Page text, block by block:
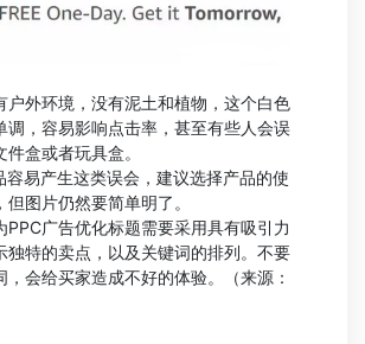
户外环境，没有泥土和植物，这个白色
调，容易影响点击率，甚至有些人会误
盒或者玩具盒。
容易产生这类误会，建议选择产品的使
但图片仍然要简单明了。
PPC广告优化标题需要采用具有吸引力
独特的卖点，以及关键词的排列。不要
，会给买家造成不好的体验。（来源：